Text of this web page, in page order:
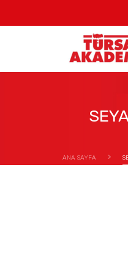
ANA SAYFA